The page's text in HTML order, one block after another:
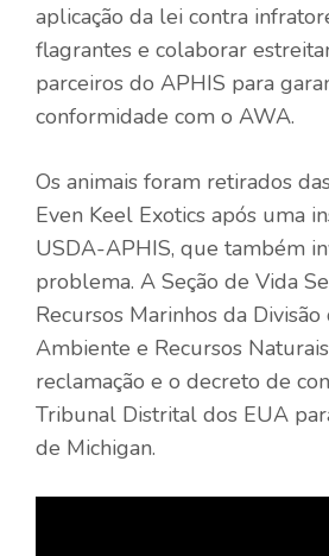
aplicação da lei contra
flagrantes e colaborar
parceiros do APHIS para
conformidade com o AWA.
Os animais foram retirados
Even Keel Exotics após uma
USDA-APHIS, que também
problema. A Seção de Vida
Recursos Marinhos da
Ambiente e Recursos
reclamação e o decreto de
Tribunal Distrital dos EUA
de Michigan.